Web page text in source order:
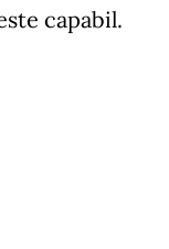
capabil.